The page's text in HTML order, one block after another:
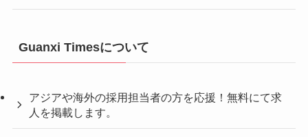
Guanxi Timesについて
アジアや海外の採用担当者の方を応援！無料にて求
人を掲載します。